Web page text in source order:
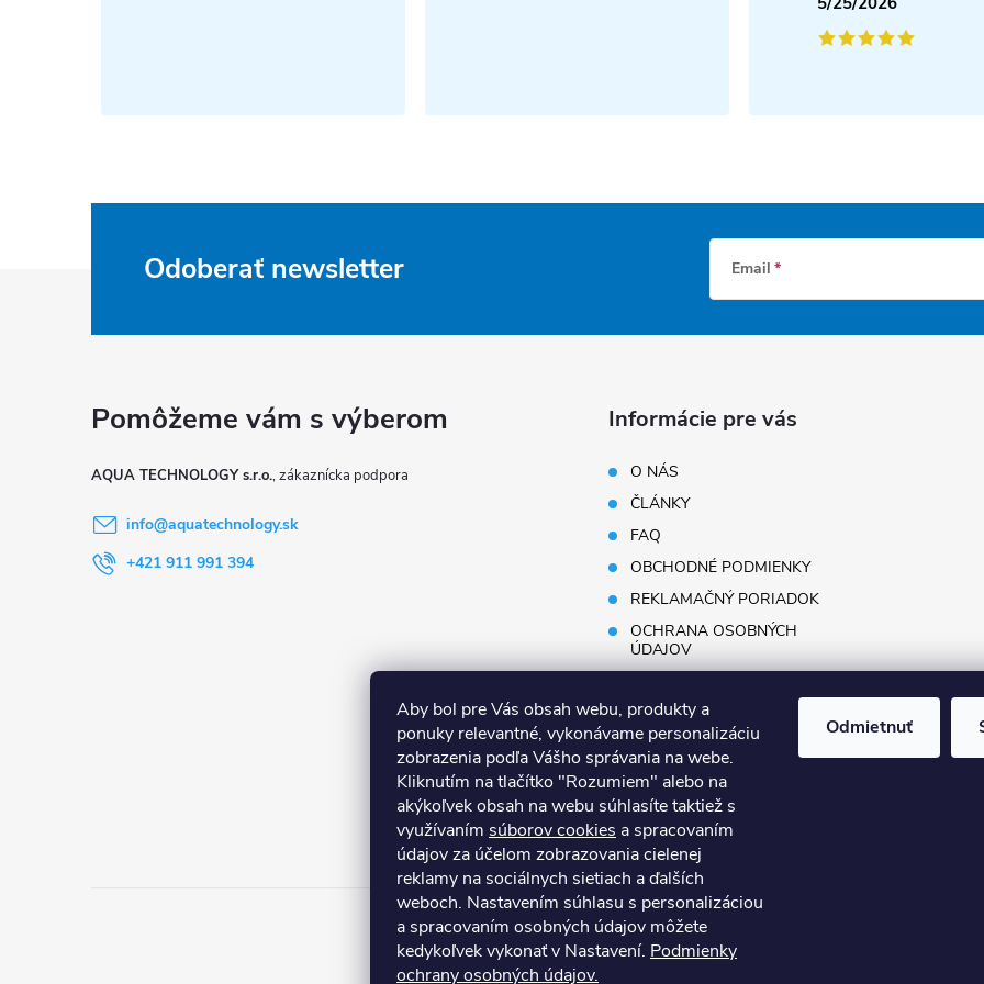
Aby bol pre Vás obsah webu, produkty a
ponuky relevantné, vykonávame personalizáciu
zobrazenia podľa Vášho správania na webe.
Kliknutím na tlačítko "Rozumiem" alebo na
akýkoľvek obsah na webu súhlasíte taktiež s
využívaním súborov cookies a spracovaním
údajov za účelom zobrazovania cielenej
reklamy na sociálnych sietiach a ďalších
weboch. Nastavením súhlasu s personalizáciou
a spracovaním osobných údajov môžete
kedykoľvek vykonať v Nastavení. Podmienky
ochrany osobných údajov.
Odmietnuť
Odoberať newsletter Email
AQUA TECHNOLOGY s.r.o.
info@aquatechnology.sk
+421 911 991 394
Informácie pre vás
O NÁS
ČLÁNKY
FAQ
OBCHODNÉ PODMIENKY
REKLAMAČNÝ PORIADOK
OCHRANA OSOBNÝCH
ÚDAJOV
DOPRAVA A PLATBA
DOPRAVA PRE ATYPICKÝ
TOVAR
PRACOVNÉ PONUKY
ODSTÚPENIE OD ZMLUVY
Kontakty Obchodné podmienky